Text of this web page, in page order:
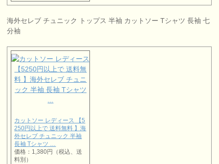
海外セレブ チュニック トップス 半袖 カットソー Tシャツ 長袖 七
分袖
カットソー レディース 【5
250円以上で 送料無料 】海
外セレブ チュニック 半袖
長袖 Tシャツ …
価格：1,380円（税込、送
料別）